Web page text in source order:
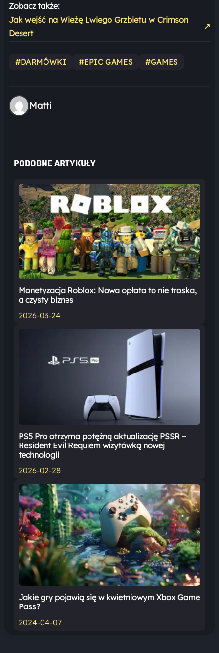
Zobacz także:
Jak wejść na Wieżę Lwiego Grzbietu w Crimson
Desert
↗
#DARMÓWKI #EPIC GAMES #GAMES
Matti
PODOBNE ARTYKUŁY
Monetyzacja Roblox: Nowa opłata to nie troska,
a czysty biznes
2026-03-24
PS5 Pro otrzyma potężną aktualizację PSSR –
Resident Evil Requiem wizytówką nowej
technologii
2026-02-28
Jakie gry pojawią się w kwietniowym Xbox Game
Pass?
2024-04-07